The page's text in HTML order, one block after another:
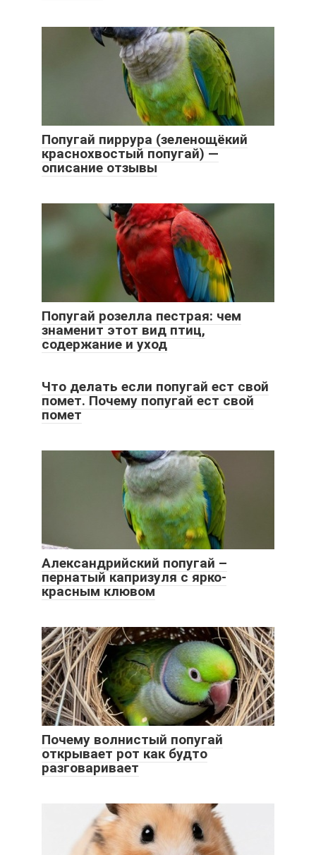
Попугай пиррура (зеленощёкий
краснохвостый попугай) —
описание отзывы
Попугай розелла пестрая: чем
знаменит этот вид птиц,
содержание и уход
Что делать если попугай ест свой
помет. Почему попугай ест свой
помет
Александрийский попугай –
пернатый капризуля с ярко-
красным клювом
Почему волнистый попугай
открывает рот как будто
разговаривает